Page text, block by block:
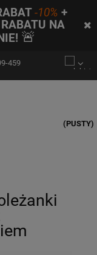
-10% +
RABATU NA
🚨
459
(PUSTY)